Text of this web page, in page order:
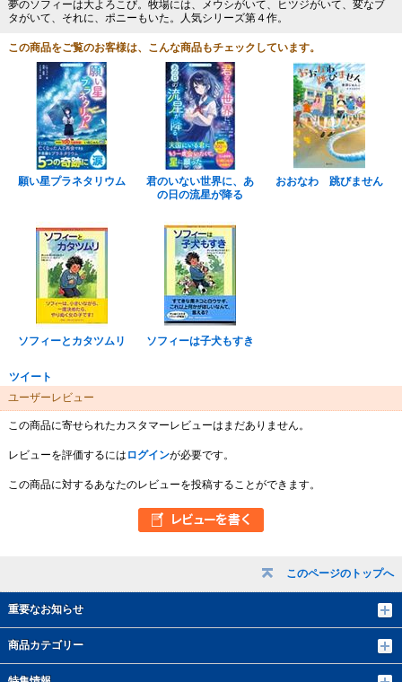
このページのトップへ
重要なお知らせ
商品カテゴリー
夢のソフィーは大よろこび。牧場には、メウシがいて、ヒツジがいて、変なブ
タがいて、それに、ポニーもいた。人気シリーズ第４作。
この商品をご覧のお客様は、こんな商品もチェックしています。
願い星プラネタリウム
君のいない世界に、あ
の日の流星が降る
おおなわ 跳びません
ソフィーとカタツムリ ソフィーは子犬もすき
ツイート
ユーザーレビュー
この商品に寄せられたカスタマーレビューはまだありません。
レビューを評価するには ログインが必要です。
この商品に対するあなたのレビューを投稿することができます。